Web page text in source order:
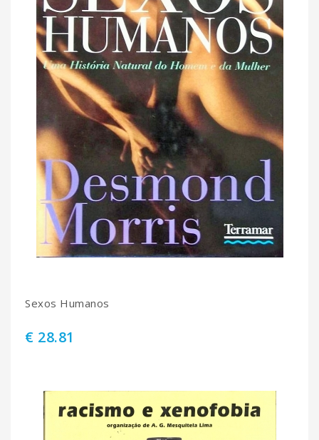
Sexos Humanos
€ 28.81